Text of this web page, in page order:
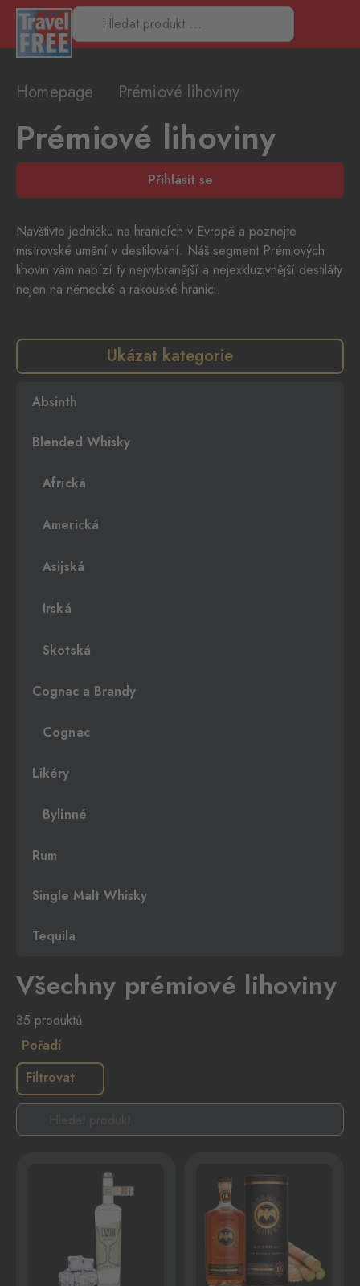
Homepage Prémiové lihoviny
Prémiové lihoviny
Přihlásit se
Navštivte jedničku na hranicích v Evropě a poznejte
mistrovské umění v destilování. Náš segment Prémiových
lihovin vám nabízí ty nejvybranější a nejexkluzivnější destiláty
nejen na německé a rakouské hranici.
Ukázat kategorie
Absinth
Blended Whisky
Africká
Americká
Asijská
Irská
Skotská
Cognac a Brandy
Cognac
Likéry
Bylinné
Rum
Single Malt Whisky
Tequila
Všechny prémiové lihoviny
35 produktů
Pořadí
Filtrovat